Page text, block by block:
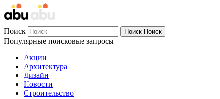
Поиск Поиск Поиск
Популярные поисковые запросы
Акции
Архитектура
Дизайн
Новости
Строительство